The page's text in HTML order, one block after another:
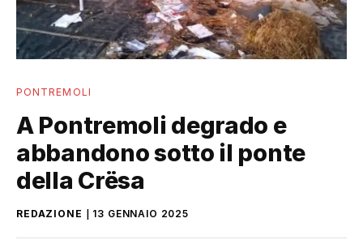
PONTREMOLI
A Pontremoli degrado e
abbandono sotto il ponte
della Crësa
REDAZIONE 13 GENNAIO 2025